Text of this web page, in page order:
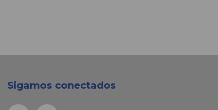
Sigamos conectados